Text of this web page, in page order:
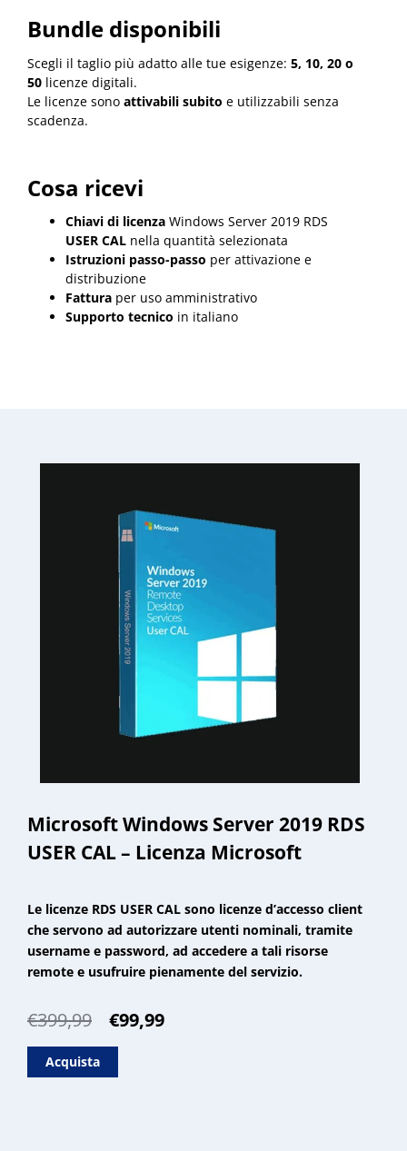
Bundle disponibili
Scegli il taglio più adatto alle tue esigenze: 5, 10, 20 o
50 licenze digitali.
Le licenze sono attivabili subito e utilizzabili senza
scadenza.
Cosa ricevi
Chiavi di licenza Windows Server 2019 RDS
USER CAL nella quantità selezionata
Istruzioni passo-passo per attivazione e
distribuzione
Fattura per uso amministrativo
Supporto tecnico in italiano
Microsoft Windows Server 2019 RDS
USER CAL – Licenza Microsoft
Le licenze RDS USER CAL sono licenze d’accesso client
che servono ad autorizzare utenti nominali, tramite
username e password, ad accedere a tali risorse
remote e usufruire pienamente del servizio.
€399,99
Il
era:
€99,99Il
Acquista